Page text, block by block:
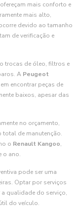
mais conforto e
mais alto,
devido ao tamanho
de verificação e
trocas de óleo, filtros e
A Peugeot
encontrar peças de
baixos, apesar das
no orçamento,
de manutenção.
o Renault Kangoo,
o ano.
pode ser uma
Optar por serviços
qualidade do serviço,
do veículo.